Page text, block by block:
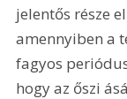
jelentős része
amennyiben a
fagyos
hogy az őszi